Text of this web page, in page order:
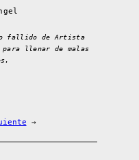
fallido de Artista
llenar de malas
→